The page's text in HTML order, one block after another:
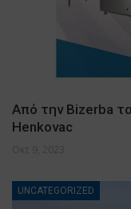
Από την Bizerba
Henkovac
Οκτ 9, 2023
UNCATEGORIZED